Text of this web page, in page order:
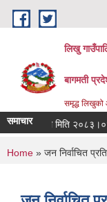
Skip to main content
लिखु
बागमती
समृद्ध लिखुको
समाचार मिति
You are
Home » जन निर्वाचित